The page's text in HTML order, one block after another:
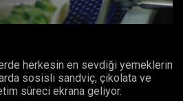
Oynat
herkesin en sevdiği yemeklerin
sosisli sandviç, çikolata ve
süreci ekrana geliyor.